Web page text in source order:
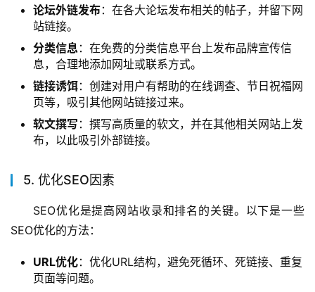
论坛外链发布：在各大论坛发布相关的帖子，并留下网
站链接。
分类信息：在免费的分类信息平台上发布品牌宣传信
息，合理地添加网址或联系方式。
链接诱饵：创建对用户有帮助的在线调查、节日祝福网
页等，吸引其他网站链接过来。
软文撰写 ：撰写高质量的软文，并在其他相关网站上发
布，以此吸引外部链接。
5. 优化SEO因素
SEO优化是提高网站收录和排名的关键。以下是一些
SEO优化的方法：
URL优化：优化URL结构，避免死循环、死链接、重复
页面等问题。